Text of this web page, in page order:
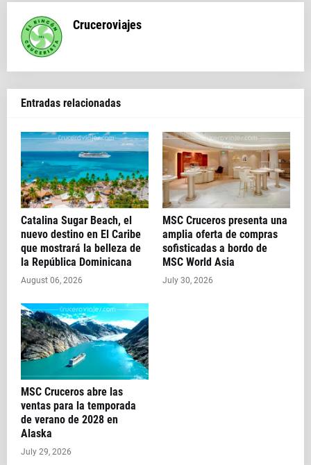
Cruceroviajes
Entradas relacionadas
Catalina Sugar Beach, el
nuevo destino en El Caribe
que mostrará la belleza de
la República Dominicana
August 06, 2026
MSC Cruceros presenta una
amplia oferta de compras
sofisticadas a bordo de
MSC World Asia
July 30, 2026
MSC Cruceros abre las
ventas para la temporada
de verano de 2028 en
Alaska
July 29, 2026